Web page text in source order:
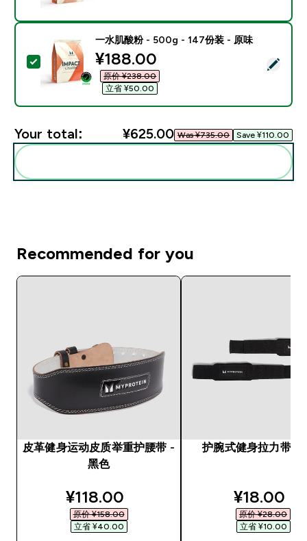
Select this product - 一水肌酸粉 - 500g - 147份装 -
一水肌酸粉 - 500g - 147份装 - 原味
discounted price
¥188.00‎
原价 ¥238.00‎
立省 ¥50.00‎
Your total: ¥625.00‎ Was ¥735.00‎ Save ¥110.00‎
Recommended for you
皮革健身运动皮质举重护腰带 -
黑色
discounted price
¥118.00‎
原价 ¥158.00‎
立省 ¥40.00‎
护腕式健身拉力带 -
¥18.00‎
原价 ¥28.00‎
立省 ¥10.00‎